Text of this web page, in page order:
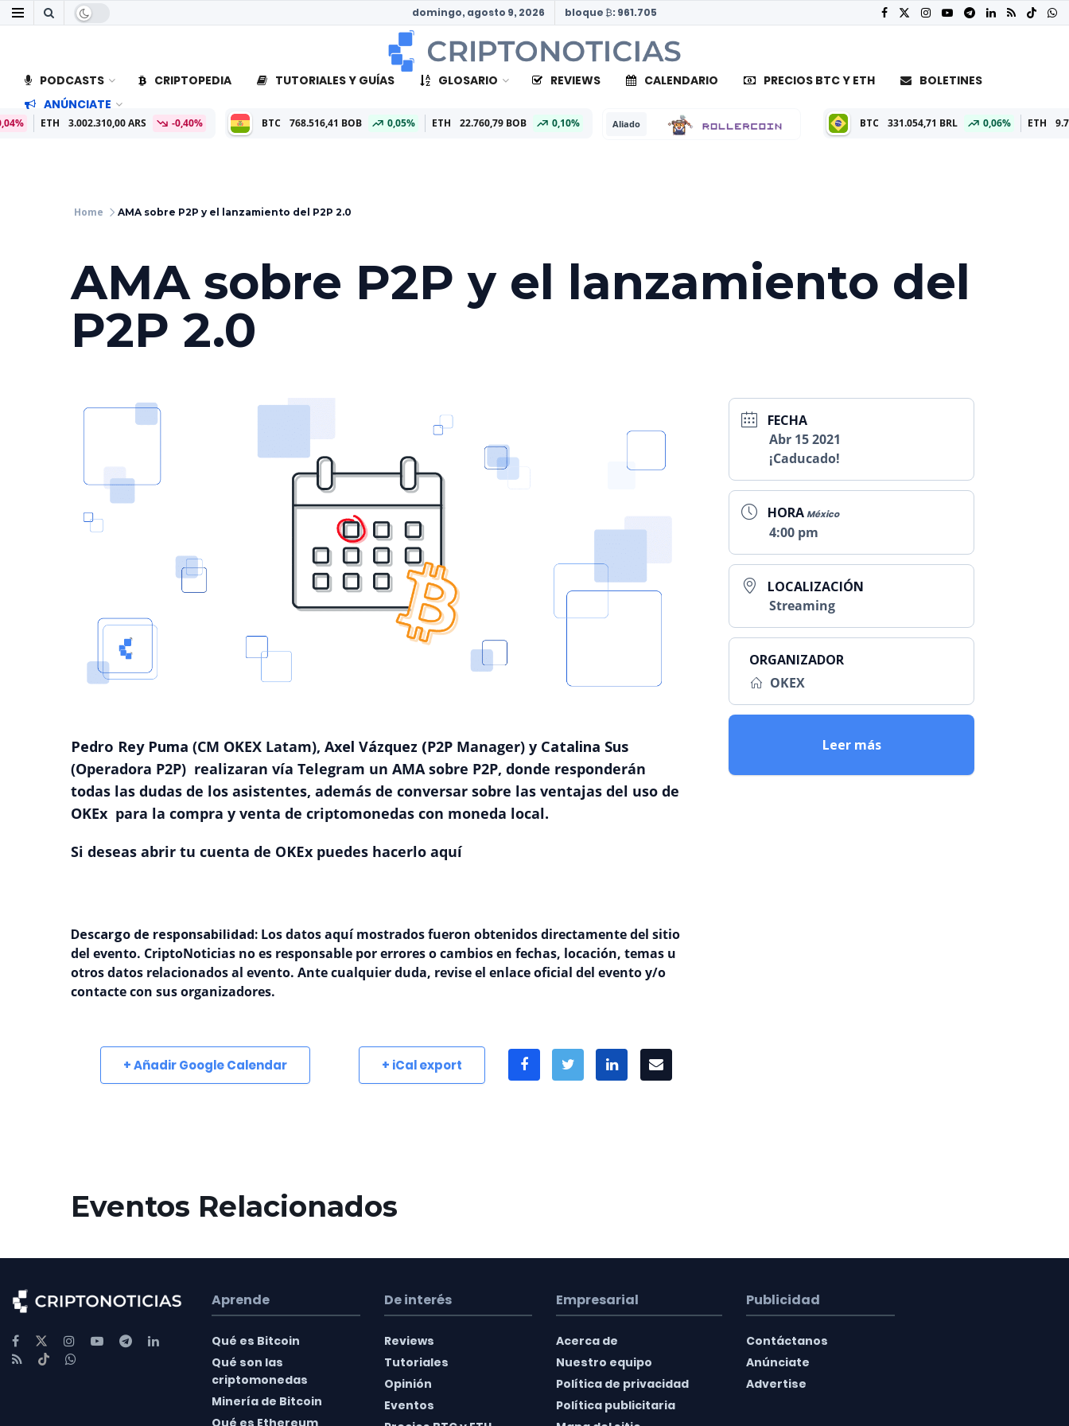
domingo, agosto 9, 2026 bloque ₿: 961.705
PODCASTS CRIPTOPEDIA TUTORIALES Y GUÍAS GLOSARIO REVIEWS CALENDARIO PRECIOS BTC Y ETH
BOLETINES
ANÚNCIATE
ETH 3.002.310,00 ARS -0,40% BTC 768.516,41 BOB 0,05% ETH 22.760,79 BOB 0,10% Aliado BTC 331.054,71 BRL 0,06% ETH 9.798,20
AMA sobre P2P y el lanzamiento del P2P 2.0
AMA sobre P2P y el lanzamiento del
P2P 2.0
Pedro Rey Puma (CM OKEX Latam), Axel Vázquez (P2P Manager) y Catalina Sus
(Operadora P2P) realizaran vía Telegram un AMA sobre P2P, donde responderán
todas las dudas de los asistentes, además de conversar sobre las ventajas del uso de
OKEx para la compra y venta de criptomonedas con moneda local.
Si deseas abrir tu cuenta de OKEx puedes hacerlo aquí
Descargo de responsabilidad: Los datos aquí mostrados fueron obtenidos directamente del sitio
del evento. CriptoNoticias no es responsable por errores o cambios en fechas, locación, temas u
otros datos relacionados al evento. Ante cualquier duda, revise el enlace oficial del evento y/o
contacte con sus organizadores.
+ Añadir Google Calendar + iCal export
FECHA
Abr 15 2021
¡Caducado!
HORA México
4:00 pm
LOCALIZACIÓN
Streaming
ORGANIZADOR
OKEX
Leer más
Eventos Relacionados
Aprende
Qué es Bitcoin
Qué son las
criptomonedas
Minería de Bitcoin
Qué es Ethereum
De interés
Reviews
Tutoriales
Opinión
Eventos
Empresarial
Acerca de
Nuestro equipo
Política de privacidad
Política publicitaria
Publicidad
Contáctanos
Anúnciate
Advertise